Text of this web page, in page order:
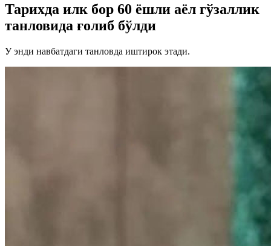
Тарихда илк бор 60 ёшли аёл гўзаллик
танловида ғолиб бўлди
У энди навбатдаги танловда иштирок этади.